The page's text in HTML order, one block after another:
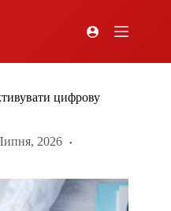
цифрову
2026